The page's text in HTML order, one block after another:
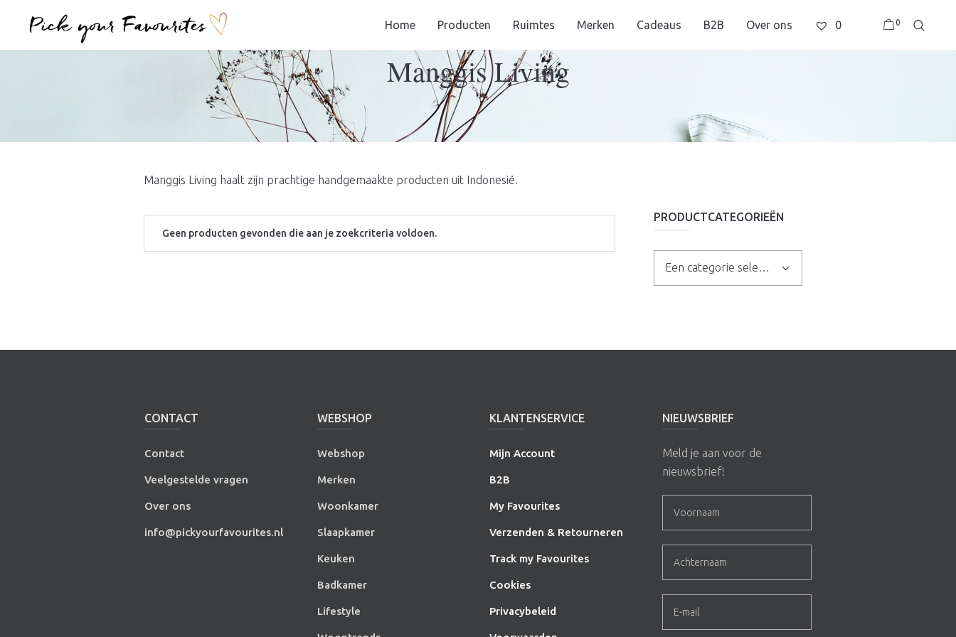
0
Home Producten Ruimtes Merken Cadeaus B2B Over ons 0
Manggis Living
Manggis Living haalt zijn prachtige handgemaakte producten uit Indonesië.
Geen producten gevonden die aan je zoekcriteria voldoen.
PRODUCTCATEGORIEËN
Een categorie selecteren
CONTACT
Contact
Veelgestelde vragen
Over ons
info@pickyourfavourites.nl
WEBSHOP
Webshop
Merken
Woonkamer
Slaapkamer
Keuken
Badkamer
Lifestyle
KLANTENSERVICE
Mijn Account
B2B
My Favourites
Verzenden & Retourneren
Track my Favourites
Cookies
Privacybeleid
NIEUWSBRIEF
Meld je aan voor de
nieuwsbrief!